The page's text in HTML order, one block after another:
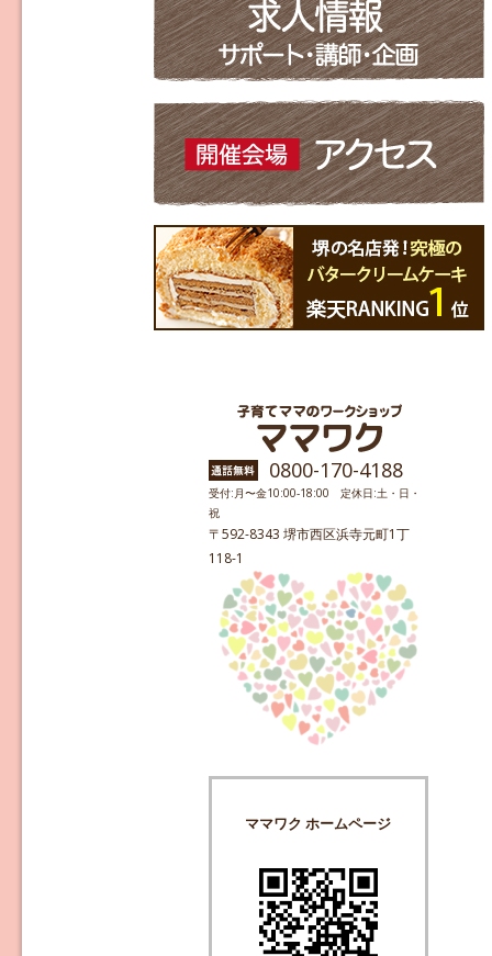
0800-170-4188
受付:月〜金10:00-18:00 定休日:土・日・
祝
〒592-8343 堺市西区浜寺元町1丁
118-1
ママワク ホームページ